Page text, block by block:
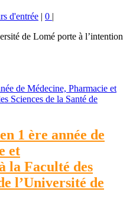
d'entrée | 0 |
de Lomé porte à l’intention
1 ère année de
et
la Faculté des
l’Université de